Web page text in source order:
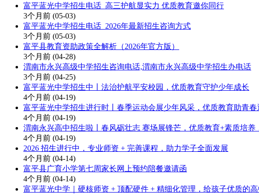
富平蓝光中学招生电话_高三护航显实力 优质教育邀你同行
3个月前 (05-03)
富平蓝光中学招生电话_2026年最新招生咨询方式
3个月前 (05-03)
富平县教育资助政策全解析（2026年官方版）
3个月前 (04-28)
渭南市永兴高级中学招生咨询电话,渭南市永兴高级中学招生办电话
3个月前 (04-25)
富平蓝光中学招生中丨法治护航平安校园，优质教育守护少年成长
4个月前 (04-19)
富平蓝光中学招生进行时丨春季运动会展少年风采，优质教育助青春
4个月前 (04-19)
渭南永兴高中招生啦丨春风砺壮志 赛场展锋芒，优质教育+素质培养
4个月前 (04-19)
2026 招生进行中，专业师资 + 完善课程，助力学子全面发展
4个月前 (04-14)
富平县广育小学第七周家长网上预约陪餐邀请函
4个月前 (04-14)
富平蓝光中学｜硬核师资 + 顶配硬件 + 精细化管理，给孩子优质的